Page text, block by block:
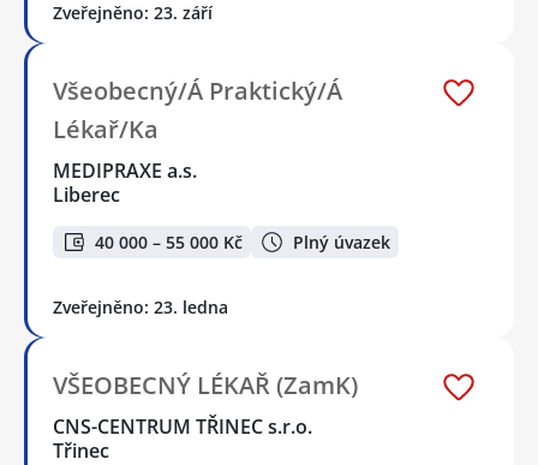
Zveřejněno: 23. září
Všeobecný/Á Praktický/Á
Lékař/Ka
MEDIPRAXE a.s.
Liberec
40 000 – 55 000 Kč Plný úvazek
Zveřejněno: 23. ledna
VŠEOBECNÝ LÉKAŘ (ZamK)
CNS-CENTRUM TŘINEC s.r.o.
Třinec